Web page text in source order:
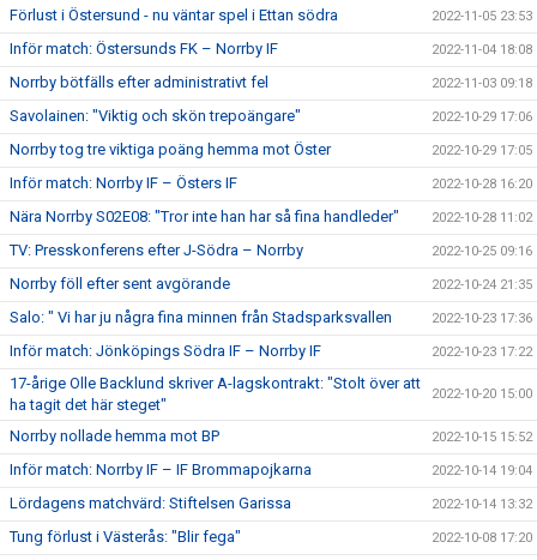
Förlust i Östersund - nu väntar spel i Ettan södra 2022-11-05 23:53
Inför match: Östersunds FK – Norrby IF 2022-11-04 18:08
Norrby bötfälls efter administrativt fel 2022-11-03 09:18
Savolainen: "Viktig och skön trepoängare" 2022-10-29 17:06
Norrby tog tre viktiga poäng hemma mot Öster 2022-10-29 17:05
Inför match: Norrby IF – Östers IF 2022-10-28 16:20
Nära Norrby S02E08: "Tror inte han har så fina handleder" 2022-10-28 11:02
TV: Presskonferens efter J-Södra – Norrby 2022-10-25 09:16
Norrby föll efter sent avgörande 2022-10-24 21:35
Salo: " Vi har ju några fina minnen från Stadsparksvallen 2022-10-23 17:36
Inför match: Jönköpings Södra IF – Norrby IF 2022-10-23 17:22
17-årige Olle Backlund skriver A-lagskontrakt: "Stolt över att
ha tagit det här steget"
2022-10-20 15:00
Norrby nollade hemma mot BP 2022-10-15 15:52
Inför match: Norrby IF – IF Brommapojkarna 2022-10-14 19:04
Lördagens matchvärd: Stiftelsen Garissa 2022-10-14 13:32
Tung förlust i Västerås: "Blir fega" 2022-10-08 17:20